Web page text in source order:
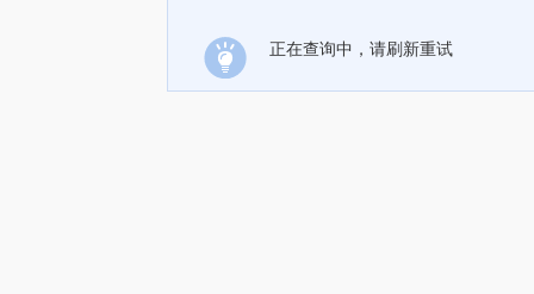
正在查询中，请刷新重试